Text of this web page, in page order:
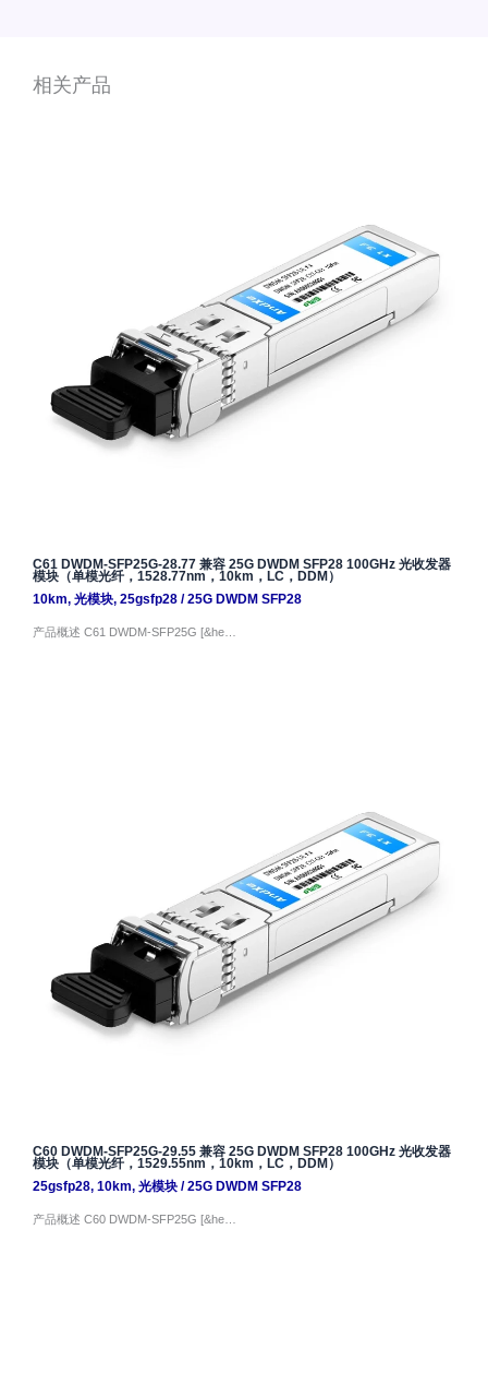
相关产品
C61 DWDM-SFP25G-28.77 兼容 25G DWDM SFP28 100GHz 光收发器
模块（单模光纤，1528.77nm，10km，LC，DDM）
10km, 光模块, 25gsfp28/25G DWDM SFP28
产品概述 C61 DWDM-SFP25G [&he…
C60 DWDM-SFP25G-29.55 兼容 25G DWDM SFP28 100GHz 光收发器
模块（单模光纤，1529.55nm，10km，LC，DDM）
25gsfp28, 10km, 光模块/25G DWDM SFP28
产品概述 C60 DWDM-SFP25G [&he…